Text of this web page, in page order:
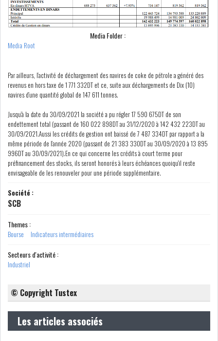
LEASING
LOGISTIQUE ET
TRANSPORT
DISTRIBUTION
COMPOSANTS
CHIMIE
DISTRIBUTION
AUTOMOBILE
FINANCIER IMMOBILIER
OFFICE PLAST : UNE LEVÉE DE
FONDS AU SER...
Media Folder :
Media Root
Par ailleurs, l’activité de déchargement des navires de coke de pétrole a généré des
revenus en hors taxe de 1 771 332DT et ce, suite aux déchargements de Dix (10)
navires d’une quantité global de 147 611 tonnes.
Jusqu’à la date du 30/09/2021 la société a pu régler 17 590 675DT de son
endettement total (passant de 160 022 898DT au 31/12/2020 à 142 432 223DT au
30/09/2021.Aussi les crédits de gestion ont baissé de 7 487 334DT par rapport a la
même période de l’année 2020 (passant de 21 383 330DT au 30/09/2020 à 13 895
996DT au 30/09/2021).En ce qui concerne les crédits à court terme pour
préfinancement des stocks, ils seront honorés à leurs échéances quoiqu'il reste
envisageable de les renouveler pour une période supplémentaire.
Société :
SCB
Themes :
Bourse
Indicateurs intermédiaires
Secteurs d'activité :
Industriel
© Copyright Tustex
Les articles associés